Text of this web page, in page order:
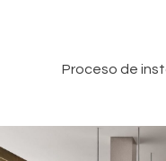
Proceso de